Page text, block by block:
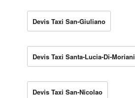
Devis Taxi San-Giuliano
Devis Taxi Santa-Lucia-Di-Moriani
Devis Taxi San-Nicolao